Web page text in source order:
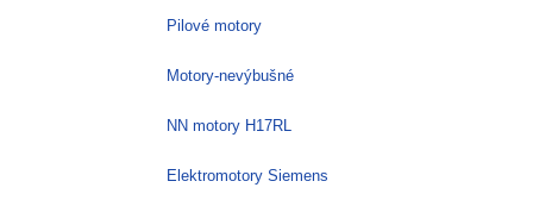
Pilové motory
Motory-nevýbušné
NN motory H17RL
Elektromotory Siemens